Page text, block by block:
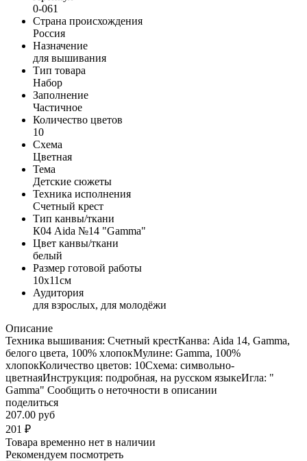
0-061
Страна происхождения
Россия
Назначение
для вышивания
Тип товара
Набор
Заполнение
Частичное
Количество цветов
10
Схема
Цветная
Тема
Детские сюжеты
Техника исполнения
Счетный крест
Тип канвы/ткани
К04 Aida №14 "Gamma"
Цвет канвы/ткани
белый
Размер готовой работы
10x11см
Аудитория
для взрослых, для молодёжи
Описание
Техника вышивания: Счетный крестКанва: Aida 14, Gamma,
белого цвета, 100% хлопокМулине: Gamma, 100%
хлопокКоличество цветов: 10Схема: символьно-
цветнаяИнструкция: подробная, на русском языкеИгла: "
Gamma" Сообщить о неточности в описании
поделиться
207.00 руб
201 ₽
Товара временно нет в наличии
Рекомендуем посмотреть